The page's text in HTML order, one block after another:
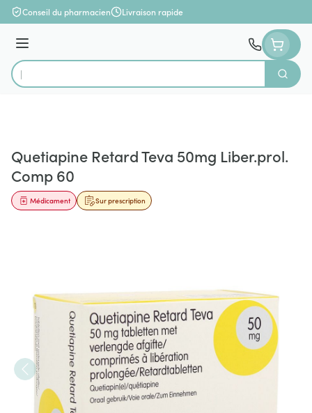
Aller au contenu
Conseil du pharmacien Livraison rapide
Menu
Rechercher
Quetiapine Retard Teva 50mg Liber.prol.
Comp 60
Sur prescription
Médicament